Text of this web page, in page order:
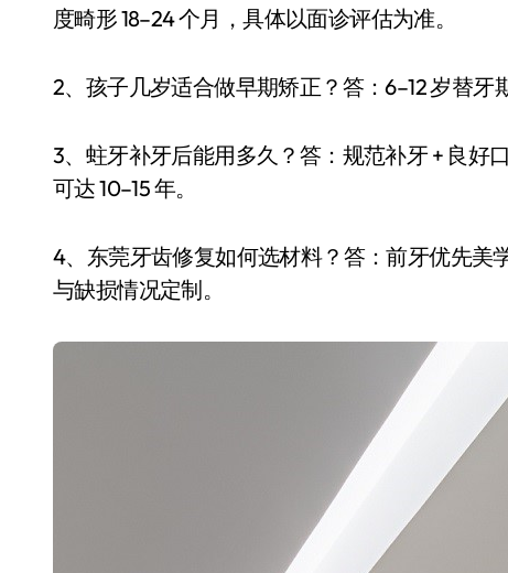
度畸形 18–24 个月，具体以面诊评估为准。
2、孩子几岁适合做早期矫正？答：6–12 岁替牙
3、蛀牙补牙后能用多久？答：规范补牙 + 良好
可达 10–15 年。
4、东莞牙齿修复如何选材料？答：前牙优先美
与缺损情况定制。